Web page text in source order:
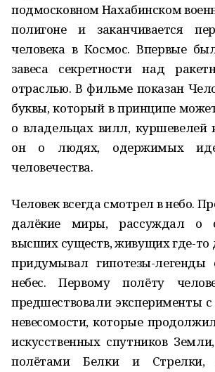
подмосковном Нахабинском
полигоне и заканчивается
человека в Космос. Впервые
завеса секретности над
отраслью. В фильме показан
буквы, который в принципе
о владельцах вилл, куршевелей
он о людях, одержимых
человечества.
Человек всегда смотрел в небо.
далёкие миры, рассуждал о
высших существ, живущих где-то
придумывал гипотезы-легенды
небес. Первому полёту
предшествовали эксперименты
невесомости, которые
искусственных спутников
полётами Белки и Стрелки,